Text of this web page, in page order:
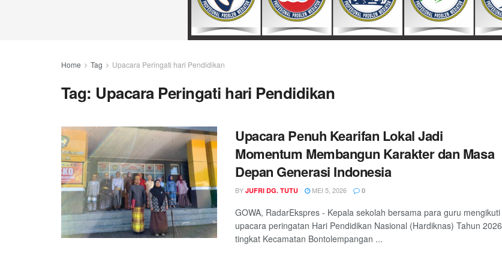
Home Tag Upacara Peringati hari Pendidikan
Tag: Upacara Peringati hari Pendidikan
Upacara Penuh Kearifan Lokal Jadi
Momentum Membangun Karakter dan Masa
Depan Generasi Indonesia
BY JUFRI DG. TUTU MEI 5, 2026 0
GOWA, RadarEkspres - Kepala sekolah bersama para guru mengikuti
upacara peringatan Hari Pendidikan Nasional (Hardiknas) Tahun 2026
tingkat Kecamatan Bontolempangan ...